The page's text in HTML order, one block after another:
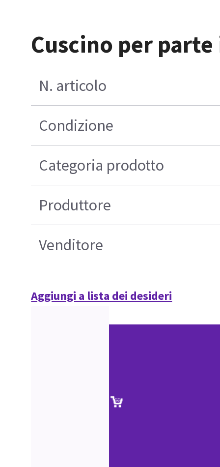
Cuscino per
N. articolo
Condizione
Categoria prodotto
Produttore
Venditore
Aggiungi a lista dei desideri